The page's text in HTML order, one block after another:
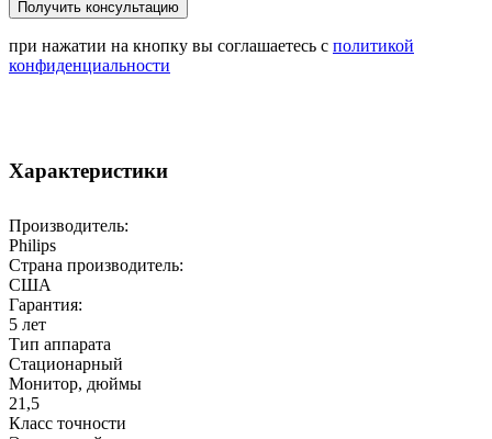
при нажатии на кнопку вы соглашаетесь с политикой
конфиденциальности
Характеристики
Производитель:
Philips
Страна производитель:
США
Гарантия:
5 лет
Тип аппарата
Стационарный
Монитор, дюймы
21,5
Класс точности